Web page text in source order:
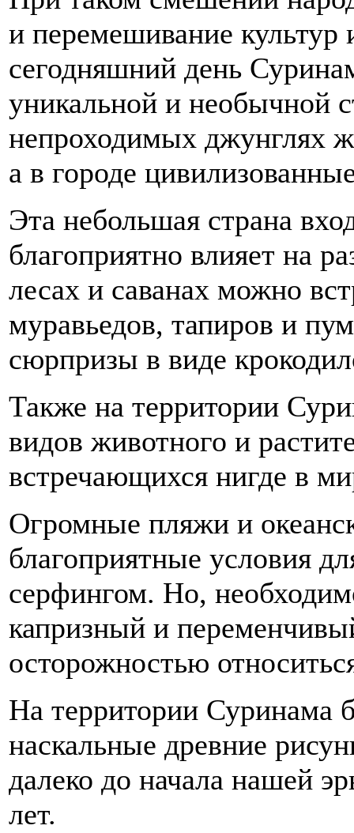
и перемешивание
сегодняшний день
уникальной и необычной
непроходимых джунглях
а в городе
Эта небольшая страна
благоприятно влияет на
лесах и саванах можно
муравьедов, тапиров и
сюрпризы в виде
Также на территории
видов животного и
встречающихся нигде в
Огромные пляжи и
благоприятные условия
серфингом. Но,
капризный и
осторожностью
На территории Суринама
наскальные древние
далеко до начала нашей
лет.